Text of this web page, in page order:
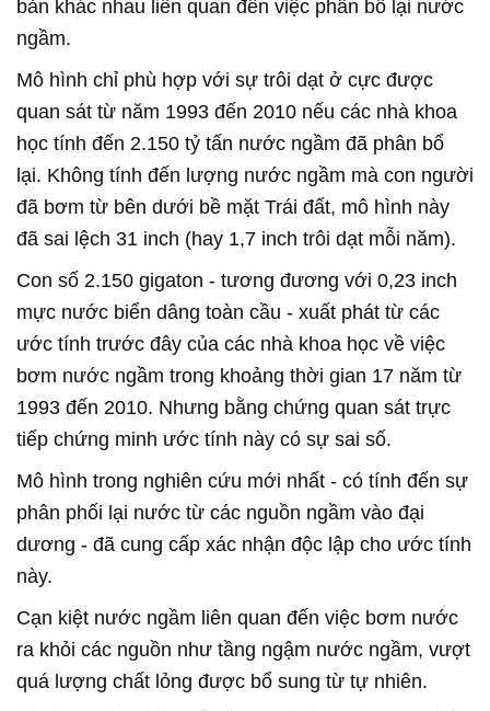
bản khác nhau liên quan đến việc phân bổ lại nước
ngầm.
Mô hình chỉ phù hợp với sự trôi dạt ở cực được
quan sát từ năm 1993 đến 2010 nếu các nhà khoa
học tính đến 2.150 tỷ tấn nước ngầm đã phân bổ
lại. Không tính đến lượng nước ngầm mà con người
đã bơm từ bên dưới bề mặt Trái đất, mô hình này
đã sai lệch 31 inch (hay 1,7 inch trôi dạt mỗi năm).
Con số 2.150 gigaton - tương đương với 0,23 inch
mực nước biển dâng toàn cầu - xuất phát từ các
ước tính trước đây của các nhà khoa học về việc
bơm nước ngầm trong khoảng thời gian 17 năm từ
1993 đến 2010. Nhưng bằng chứng quan sát trực
tiếp chứng minh ước tính này có sự sai số.
Mô hình trong nghiên cứu mới nhất - có tính đến sự
phân phối lại nước từ các nguồn ngầm vào đại
dương - đã cung cấp xác nhận độc lập cho ước tính
này.
Cạn kiệt nước ngầm liên quan đến việc bơm nước
ra khỏi các nguồn như tầng ngậm nước ngầm, vượt
quá lượng chất lỏng được bổ sung từ tự nhiên.